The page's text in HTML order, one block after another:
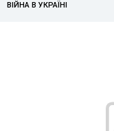
ВІЙНА В УКРАЇНІ